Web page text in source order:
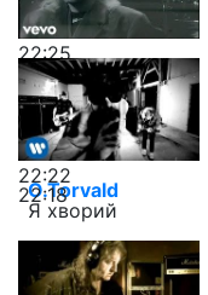
22:25
22:22
22:18
O.Torvald
Я хворий